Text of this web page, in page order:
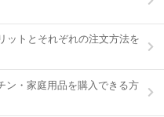
ットとそれぞれの注文方法を
ン・家庭用品を購入できる方